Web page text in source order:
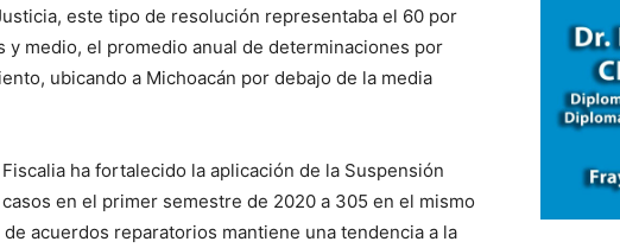
este tipo de resolución representaba el 60 por
y medio, el promedio anual de determinaciones por
ubicando a Michoacán por debajo de la media
ha fortalecido la aplicación de la Suspensión
en el primer semestre de 2020 a 305 en el mismo
acuerdos reparatorios mantiene una tendencia a la